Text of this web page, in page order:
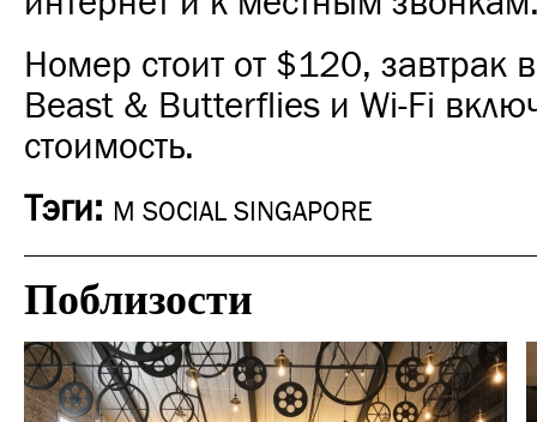
Номер стоит от $120, завтрак
Beast & Butterflies и Wi-Fi
стоимость.
Тэги: M SOCIAL SINGAPORE
Поблизости